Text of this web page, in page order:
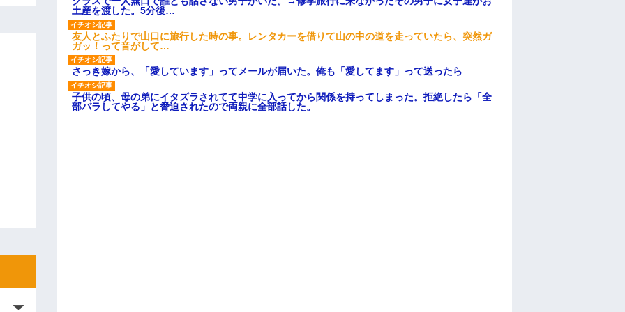
土産を渡した。5分後…
友人とふたりで山口に旅行した時の事。レンタカーを借りて山の中の道を走っていたら、突然ガ
ガッ！って音がして…
さっき嫁から、「愛しています」ってメールが届いた。俺も「愛してます」って送ったら
子供の頃、母の弟にイタズラされてて中学に入ってから関係を持ってしまった。拒絶したら「全
部バラしてやる」と脅迫されたので両親に全部話した。